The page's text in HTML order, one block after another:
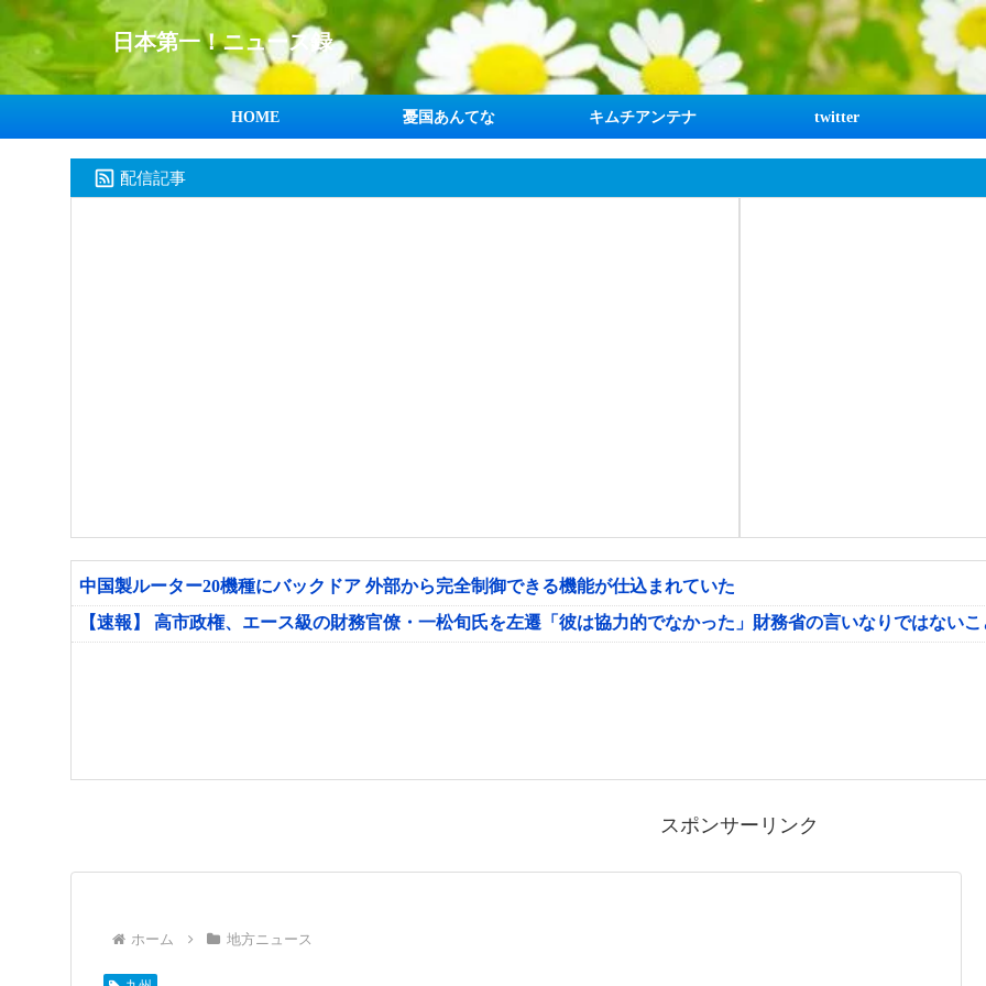
日本第一！ニュース録
HOME 憂国あんてな キムチアンテナ twitter
配信記事
中国製ルーター20機種にバックドア 外部から完全制御できる機能が仕込まれていた
【速報】 高市政権、エース級の財務官僚・一松旬氏を左遷「彼は協力的でなかった」財務省の言いなりではない
スポンサーリンク
ホーム 地方ニュース